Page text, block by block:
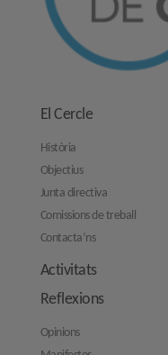
El Cercle
Història
Objectius
Junta directiva
Comissions de treball
Contacta’ns
Activitats
Reflexions
Opinions